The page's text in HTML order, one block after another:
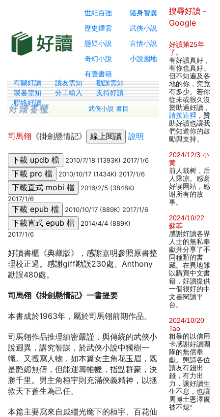
世紀百強
隨身智囊
歷史煙雲
武俠小說
懸疑小說
言情小說
奇幻小說
小說園地
有聲書籍
有關好讀 讀友需知
勘誤需知
製書需知
分工輸入
支持好讀
聯絡好讀
武俠小說 書目
司馬翎 《掛劍懸情記》 說明
2010/7/18 (1393K) 2017/1/6
2010/10/17 (1434K) 2017/1/6
2016/2/5 (3848K)
2017/1/6
2010/10/17 (889K) 2017/1/6
2014/4/4 (889K)
2017/1/6
好讀書櫃《典藏版》，感謝嘉明參照原書整
理校正過。感謝giff勘誤230處、Anthony
勘誤480處。
司馬翎《掛劍懸情記》一書提要
本書成於1963年，屬於司馬翎前期作品。
司馬翎作品推理縝密嚴謹，與傳統的武俠小
說迥異，講究智謀，於武俠小說中獨樹一
幟。又擅寫人物，如本篇女主角花玉眉，既
是艷媚無儔，但能運籌帷幄，指點群豪，決
勝千里。男主角桓宇則充滿俠義精神，以拯
救天下蒼生為己任。
本篇主要寫來自戚繼光麾下的桓宇、百花仙
搜尋好讀 -
Google
好讀第25年
了 。
有好讀真好，
有你也真好。
但不知遍及各
地的你，究竟
有多少。若你
從未或很久沒
贊助過好讀，
請按這裡 ，贊
助好讀也讓我
們知道你的鼓
勵與支持。
2024/12/3 小
黄
前人栽树，后
人乘凉。感谢
好读网站，感
谢所有的故
事。
2024/10/22
蘇菲
感謝好讀各界
人士的無私奉
獻并分享了不
同種類的書
藏。在異地難
以購買中文書
籍，好讀提供
一個很好的中
文書閱讀平
台。
2024/10/20
Tao
粗暴的以信用
卡感謝好讀團
隊的無償奉
獻。懇請各位
讀友有錢出
錢，有力出
力，讓好讀生
生不息，也讓
周博士恩澤廣
被不熄°